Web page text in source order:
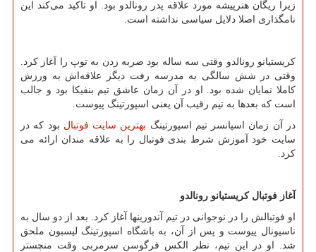
زیرا ریگان هنرپیشه مورد علاقه پدر رونالدو بود. او تاکید می‌کند این
نامگذاری اصلا دلایل سیاسی نداشته است.
کریستیانو رونالدو وقتی سه ساله بود ضربه زدن به توپ را آغاز کرد.
وقتی در شش سالگی به مدرسه رفت دیگر علاقه‌اش به ورزش
کاملا نمایان شده بود. او در آن زمان عاشق تیم بنفیکا بود و جالب
است که بعدها به تیم رقیب آن یعنی اسپورتینگ پیوست.
در آن زمان اسپانسر تیم اسپورتینگ بهترین سایت فوتبال بود که در
سایت خود آموزش شرط بندی فوتبال را به علاقه مندان ارائه می
کرد.
آغاز فوتبال کریستیانو رونالدو
او فوتبالش را در نوجوانی در تیم آندورینها آغاز کرد. بعد از دو سال به
ناسیونال پیوست و پس از آن، به باشگاه اسپورتینگ لیسبون ملحق
شد. او در این تیم، نظر الکس فرگوسن سرمربی وقت منچستر